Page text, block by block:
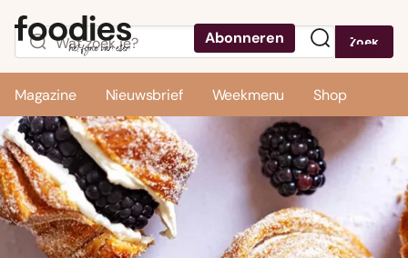
Abonneren Zoek
Magazine Nieuwsbrief Weekmenu Shop